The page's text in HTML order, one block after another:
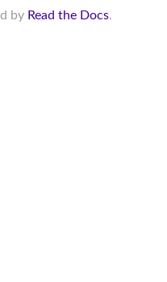
by Read the Docs.